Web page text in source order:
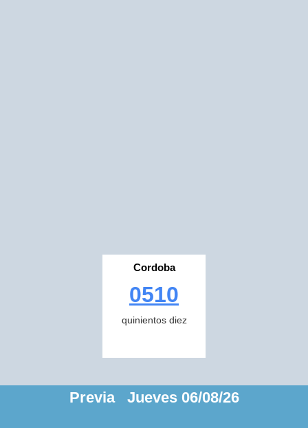
Cordoba
0510
quinientos diez
Previa Jueves 06/08/26